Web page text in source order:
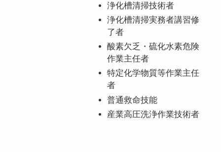
浄化槽清掃技術者
浄化槽清掃実務者講習修
了者
酸素欠乏・硫化水素危険
作業主任者
特定化学物質等作業主任
者
普通救命技能
産業高圧洗浄作業技術者